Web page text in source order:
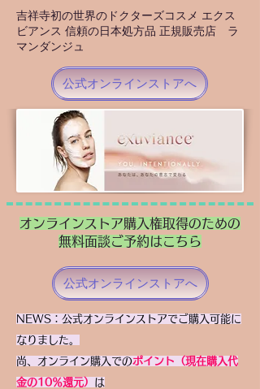
吉祥寺初の世界のドクターズコスメ エクス
ビアンス 信頼の日本処方品 正規販売店 ラ
マンダンジュ
公式オンラインストアへ
​オンラインストア購入権取得のための
無料面談ご予約はこちら
公式オンラインストアへ
​NEWS：公式オンラインストアでご購入可能に
なりました。
尚、オンライン購入でのポイント（現在購入代
金の10％還元） は